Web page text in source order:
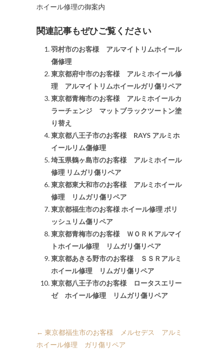
ホイール修理の御案内
関連記事もぜひご覧ください
羽村市のお客様 アルマイトリムホイール
傷修理
東京都府中市のお客様 アルミホイール修
理 アルマイトリムホイールガリ傷リペア
東京都青梅市のお客様 アルミホイールカ
ラーチェンジ マットブラックツートン塗
り替え
東京都八王子市のお客様 RAYS アルミホ
イールリム傷修理
埼玉県鶴ヶ島市のお客様 アルミホイール
修理 リムガリ傷リペア
東京都東大和市のお客様 アルミホイール
修理 リムガリ傷リペア
東京都福生市のお客様 ホイール修理 ポリ
ッシュリム傷リペア
東京都青梅市のお客様 ＷＯＲＫアルマイ
トホイール修理 リムガリ傷リペア
東京都あきる野市のお客様 ＳＳＲアルミ
ホイール修理 リムガリ傷リペア
東京都八王子市のお客様 ロータスエリー
ゼ ホイール修理 リムガリ傷リペア
← 東京都福生市のお客様 メルセデス アルミ
ホイール修理 ガリ傷リペア